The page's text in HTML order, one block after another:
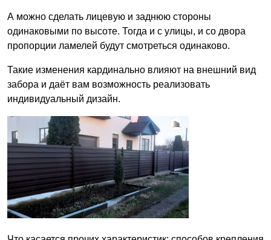
А можно сделать лицевую и заднюю стороны
одинаковыми по высоте. Тогда и с улицы, и со двора
пропорции ламелей будут смотреться одинаково.
Такие изменения кардинально влияют на внешний вид
забора и даёт вам возможность реализовать
индивидуальный дизайн.